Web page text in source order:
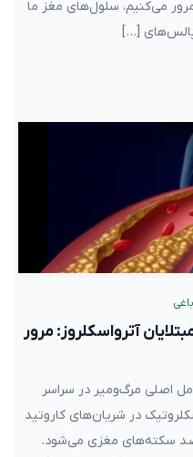
می‌کنیم، سلول‌های مغز ما
[…]
آترواسکلروز: مرور
اصلی مرگ‌و‌میر در سراسر
در شریان‌های کاروتید
داخل جمجمه‌ای باعث ۱۵ درصد سکته‌های مغزی می‌شود.